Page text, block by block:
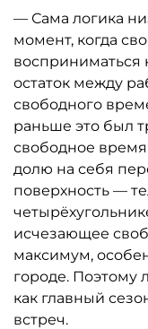
— Сама логика
момент, когда
восприниматься
остаток между
свободного
раньше это был
свободное
долю на себя
поверхность —
исчезающее
максимум,
городе. Поэтому
как главный
встреч.